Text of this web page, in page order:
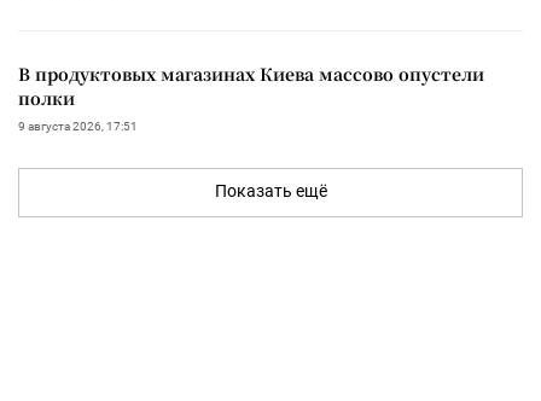
В продуктовых магазинах Киева массово опустели
полки
9 августа 2026, 17:51
Показать ещё